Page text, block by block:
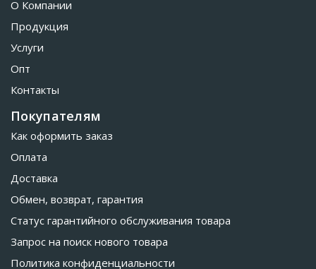
О Компании
Продукция
Услуги
Опт
Контакты
Покупателям
Как оформить заказ
Оплата
Доставка
Обмен, возврат, гарантия
Статус гарантийного обслуживания товара
Запрос на поиск нового товара
Политика конфиденциальности